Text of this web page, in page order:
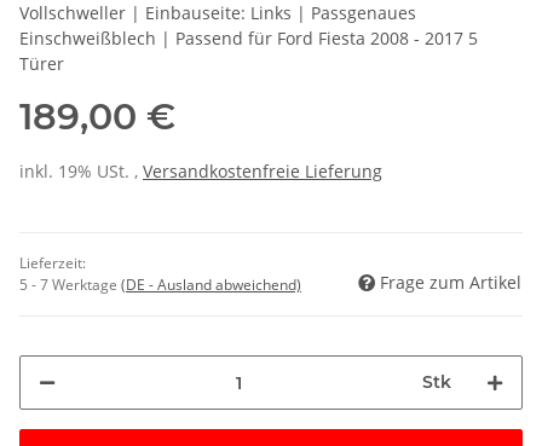
Vollschweller | Einbauseite: Links | Passgenaues
Einschweißblech | Passend für Ford Fiesta 2008 - 2017 5
Türer
189,00 €
inkl. 19% USt. , Versandkostenfreie Lieferung
Lieferzeit:
5 - 7 Werktage (DE - Ausland abweichend) Frage zum Artikel
Stk